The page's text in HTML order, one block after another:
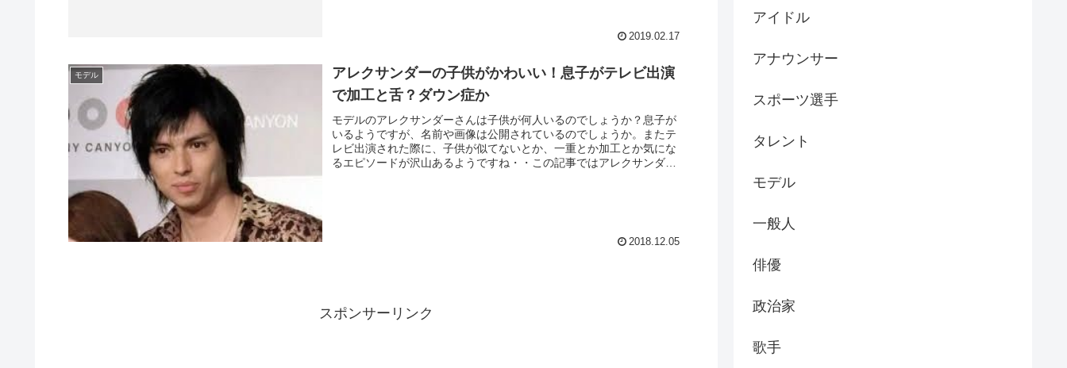
2019.02.17
モデル
アレクサンダーの子供がかわいい！息子がテレビ出演
で加工と舌？ダウン症か
モデルのアレクサンダーさんは子供が何人いるのでしょうか？息子が
いるようですが、名前や画像は公開されているのでしょうか。またテ
レビ出演された際に、子供が似てないとか、一重とか加工とか気にな
るエピソードが沢山あるようですね・・この記事ではアレクサンダー
2018.12.05
スポンサーリンク
アイドル
アナウンサー
スポーツ選手
タレント
モデル
一般人
俳優
政治家
歌手